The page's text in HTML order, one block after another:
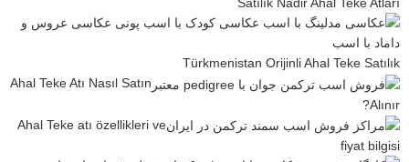
Satılık Nadir Ahal Teke Atları
Türkmenistan Orijinli Ahal Teke Satılık
Ahal Teke Atı Nasıl Satın
Alınır?
Ahal Teke atı özellikleri ve
fiyat bilgisi